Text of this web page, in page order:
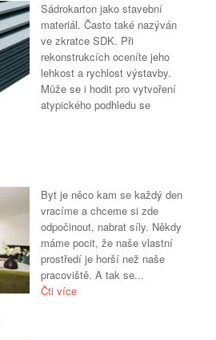
Sádrokarton jako stavební
materiál. Často také nazýván
ve zkratce SDK. Při
rekonstrukcích oceníte jeho
lehkost a rychlost výstavby.
Může se i hodit pro vytvoření
atypického podhledu se
Byt je něco kam se každý den
vracíme a chceme si zde
odpočinout, nabrat síly. Někdy
máme pocit, že naše vlastní
prostředí je horší než naše
pracoviště. A tak se...
Čti více